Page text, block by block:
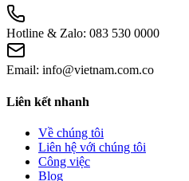
Hotline & Zalo: 083 530 0000
Email: info@vietnam.com.co
Liên kết nhanh
Về chúng tôi
Liên hệ với chúng tôi
Công việc
Blog